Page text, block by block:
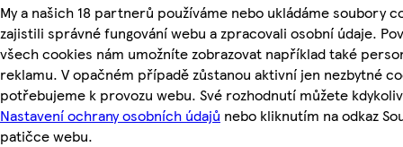
My a našich 18 partnerů používáme nebo ukládáme soubory
zajistili správné fungování webu a zpracovali osobní údaje.
všech cookies nám umožníte zobrazovat například také
reklamu. V opačném případě zůstanou aktivní jen nezbytné
potřebujeme k provozu webu. Své rozhodnutí můžete
Nastavení ochrany osobních údajů nebo kliknutím na odkaz
patičce webu.